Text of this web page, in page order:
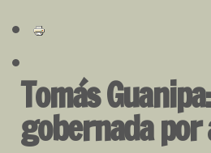
Tomás
gobernada por